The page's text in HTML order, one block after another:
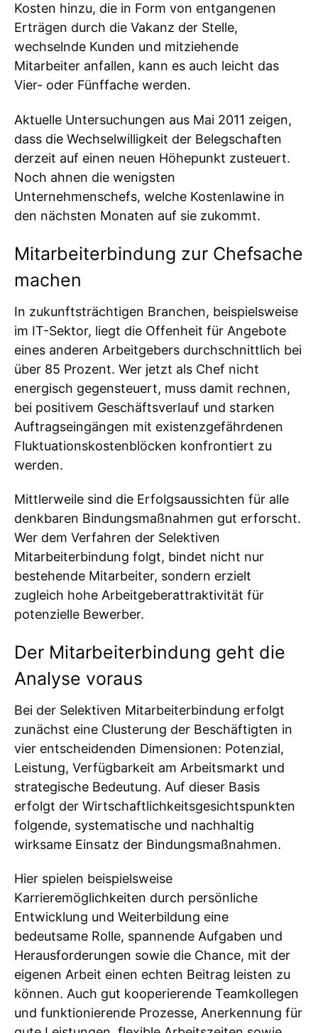
Kosten hinzu, die in Form von entgangenen
Erträgen durch die Vakanz der Stelle,
wechselnde Kunden und mitziehende
Mitarbeiter anfallen, kann es auch leicht das
Vier- oder Fünffache werden.
Aktuelle Untersuchungen aus Mai 2011 zeigen,
dass die Wechselwilligkeit der Belegschaften
derzeit auf einen neuen Höhepunkt zusteuert.
Noch ahnen die wenigsten
Unternehmenschefs, welche Kostenlawine in
den nächsten Monaten auf sie zukommt.
Mitarbeiterbindung zur Chefsache
machen
In zukunftsträchtigen Branchen, beispielsweise
im IT-Sektor, liegt die Offenheit für Angebote
eines anderen Arbeitgebers durchschnittlich bei
über 85 Prozent. Wer jetzt als Chef nicht
energisch gegensteuert, muss damit rechnen,
bei positivem Geschäftsverlauf und starken
Auftragseingängen mit existenzgefährdenen
Fluktuationskostenblöcken konfrontiert zu
werden.
Mittlerweile sind die Erfolgsaussichten für alle
denkbaren Bindungsmaßnahmen gut erforscht.
Wer dem Verfahren der Selektiven
Mitarbeiterbindung folgt, bindet nicht nur
bestehende Mitarbeiter, sondern erzielt
zugleich hohe Arbeitgeberattraktivität für
potenzielle Bewerber.
Der Mitarbeiterbindung geht die
Analyse voraus
Bei der Selektiven Mitarbeiterbindung erfolgt
zunächst eine Clusterung der Beschäftigten in
vier entscheidenden Dimensionen: Potenzial,
Leistung, Verfügbarkeit am Arbeitsmarkt und
strategische Bedeutung. Auf dieser Basis
erfolgt der Wirtschaftlichkeitsgesichtspunkten
folgende, systematische und nachhaltig
wirksame Einsatz der Bindungsmaßnahmen.
Hier spielen beispielsweise
Karrieremöglichkeiten durch persönliche
Entwicklung und Weiterbildung eine
bedeutsame Rolle, spannende Aufgaben und
Herausforderungen sowie die Chance, mit der
eigenen Arbeit einen echten Beitrag leisten zu
können. Auch gut kooperierende Teamkollegen
und funktionierende Prozesse, Anerkennung für